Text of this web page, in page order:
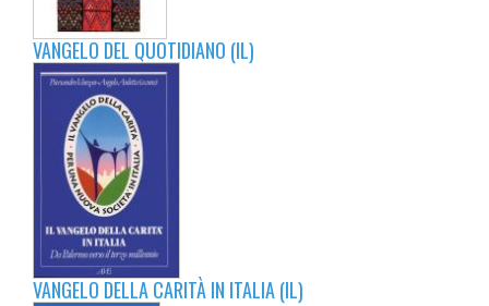
VANGELO DEL QUOTIDIANO (IL)
VANGELO DELLA CARITÀ IN ITALIA (IL)